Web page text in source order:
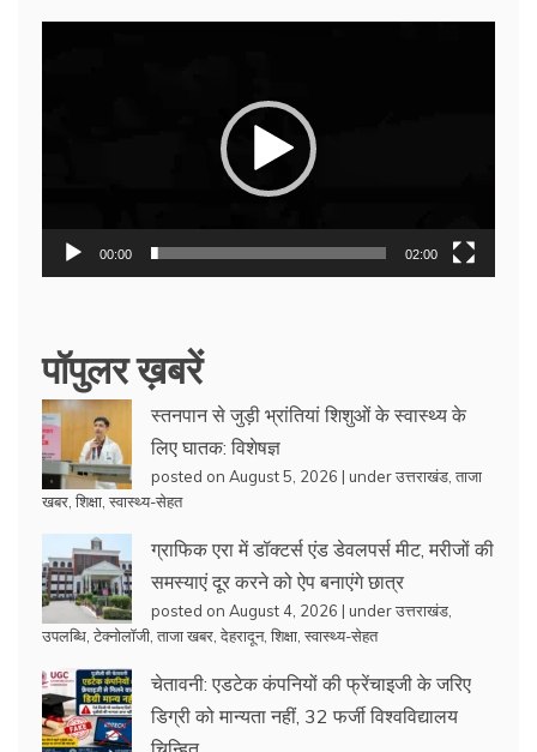
00:00 02:00
पॉपुलर ख़बरें
स्तनपान से जुड़ी भ्रांतियां शिशुओं के स्वास्थ्य के
लिए घातक: विशेषज्ञ
posted on August 5, 2026 | underउत्तराखंड ताजा
खबर शिक्षा स्वास्थ्य-सेहत
ग्राफिक एरा में डॉक्टर्स एंड डेवलपर्स मीट, मरीजों की
समस्याएं दूर करने को ऐप बनाएंगे छात्र
posted on August 4, 2026 | underउत्तराखंड
उपलब्धि टेक्नोलॉजी ताजा खबर देहरादून, शिक्षा स्वास्थ्य-सेहत
चेतावनी: एडटेक कंपनियों की फ्रेंचाइजी के जरिए
डिग्री को मान्यता नहीं, 32 फर्जी विश्वविद्यालय